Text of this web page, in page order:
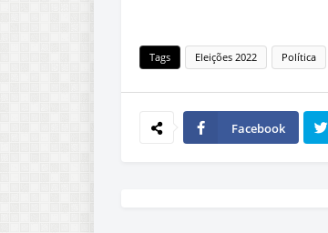
Tags Eleições 2022 Política
Facebook